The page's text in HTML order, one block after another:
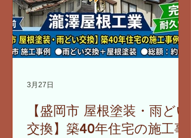
【盛岡市 屋根塗装・雨どい
交換】築40年住宅の施工事
3月27日